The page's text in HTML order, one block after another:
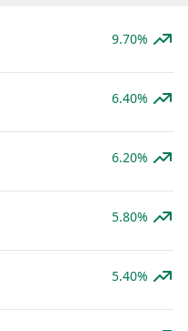
9.70%
6.40%
6.20%
5.80%
5.40%